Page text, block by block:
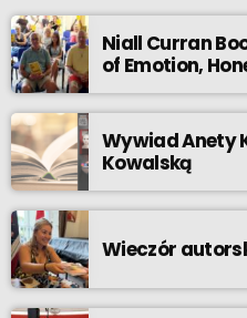
Niall Curran
of Emotion,
Wywiad Anety
Kowalską
Wieczór